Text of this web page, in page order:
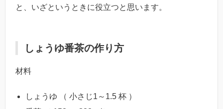
と、いざというときに役立つと思います。
しょうゆ番茶の作り方
材料
しょうゆ （ 小さじ1～1.5 杯 ）